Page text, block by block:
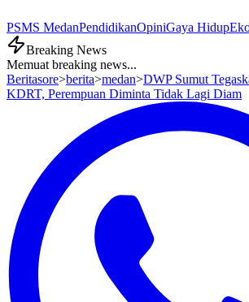
PSMS MedanPendidikanOpiniGaya Hidup
Breaking News
Memuat breaking news...
Beritasore>berita>medan>DWP Sumut
KDRT, Perempuan Diminta Tidak Lagi Diam